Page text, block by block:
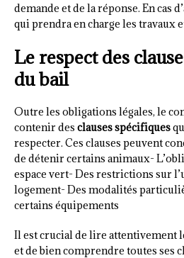
demande et de la réponse. En cas
qui prendra en charge les travaux
Le respect des
du bail
Outre les obligations légales, le
contenir des clauses spécifiques
respecter. Ces clauses peuvent
de détenir certains animaux-
espace vert- Des restrictions sur
logement- Des modalités
certains équipements
Il est crucial de lire attentivement
et de bien comprendre toutes ses